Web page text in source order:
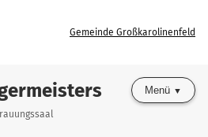
Gemeinde Großkarolinenfeld
Menü